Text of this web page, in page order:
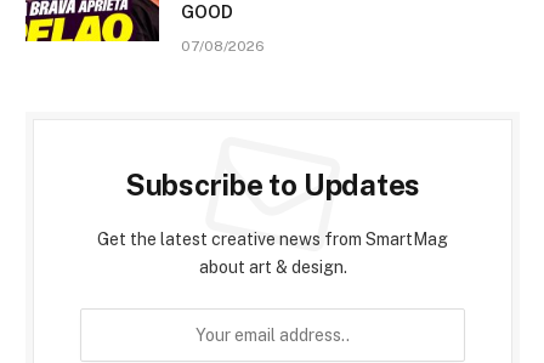
GOOD
07/08/2026
Subscribe to Updates
Get the latest creative news from SmartMag
about art & design.